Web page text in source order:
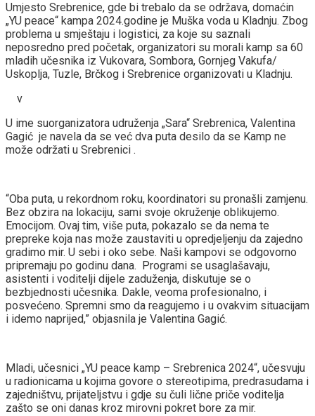
Umjesto Srebrenice, gde bi trebalo da se održava, domaćin
„YU peace“ kampa 2024.godine je Muška voda u Kladnju. Zbog
problema u smještaju i logistici, za koje su saznali
neposredno pred početak, organizatori su morali kamp sa 60
mladih učesnika iz Vukovara, Sombora, Gornjeg Vakufa/
Uskoplja, Tuzle, Brčkog i Srebrenice organizovati u Kladnju.
v
U ime suorganizatora udruženja „Sara“ Srebrenica, Valentina
Gagić je navela da se već dva puta desilo da se Kamp ne
može održati u Srebrenici .
“Oba puta, u rekordnom roku, koordinatori su pronašli zamjenu.
Bez obzira na lokaciju, sami svoje okruženje oblikujemo.
Emocijom. Ovaj tim, više puta, pokazalo se da nema te
prepreke koja nas može zaustaviti u opredjeljenju da zajedno
gradimo mir. U sebi i oko sebe. Naši kampovi se odgovorno
pripremaju po godinu dana. Programi se usaglašavaju,
asistenti i voditelji dijele zaduženja, diskutuje se o
bezbjednosti učesnika. Dakle, veoma profesionalno, i
posvećeno. Spremni smo da reagujemo i u ovakvim situacijam
i idemo naprijed,” objasnila je Valentina Gagić.
Mladi, učesnici „YU peace kamp – Srebrenica 2024“, učesvuju
u radionicama u kojima govore o stereotipima, predrasudama i
zajedništvu, prijateljstvu i gdje su čuli lične priče voditelja
zašto se oni danas kroz mirovni pokret bore za mir.